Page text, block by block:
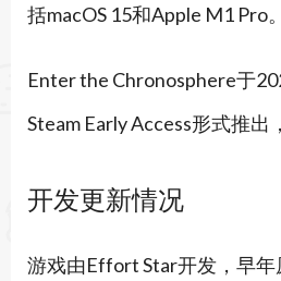
括macOS 15和Apple M1 Pro。
Enter the Chronosphere于
Steam Early Access形式推出
开发更新情况
游戏由Effort Star开发，早